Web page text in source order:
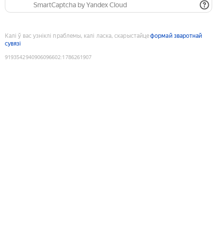
SmartCaptcha by Yandex Cloud
Калі ў вас узніклі праблемы, калі ласка, скарыстайцеформай зваротнай
сувязі
9193542940906096602:1786261907